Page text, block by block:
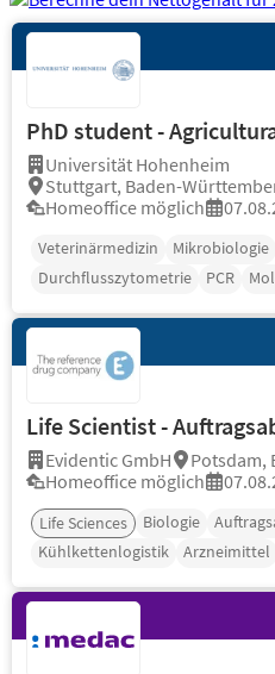
PhD student -
Universität Hohenheim
Stuttgart, Baden-
Homeoffice möglich
Veterinärmedizin Mikrobiologie
Durchflusszytometrie
PCR
Life Scientist -
Evidentic GmbH
Potsdam,
Homeoffice möglich
Life Sciences Biologie
Kühlkettenlogistik
Arzneimittel